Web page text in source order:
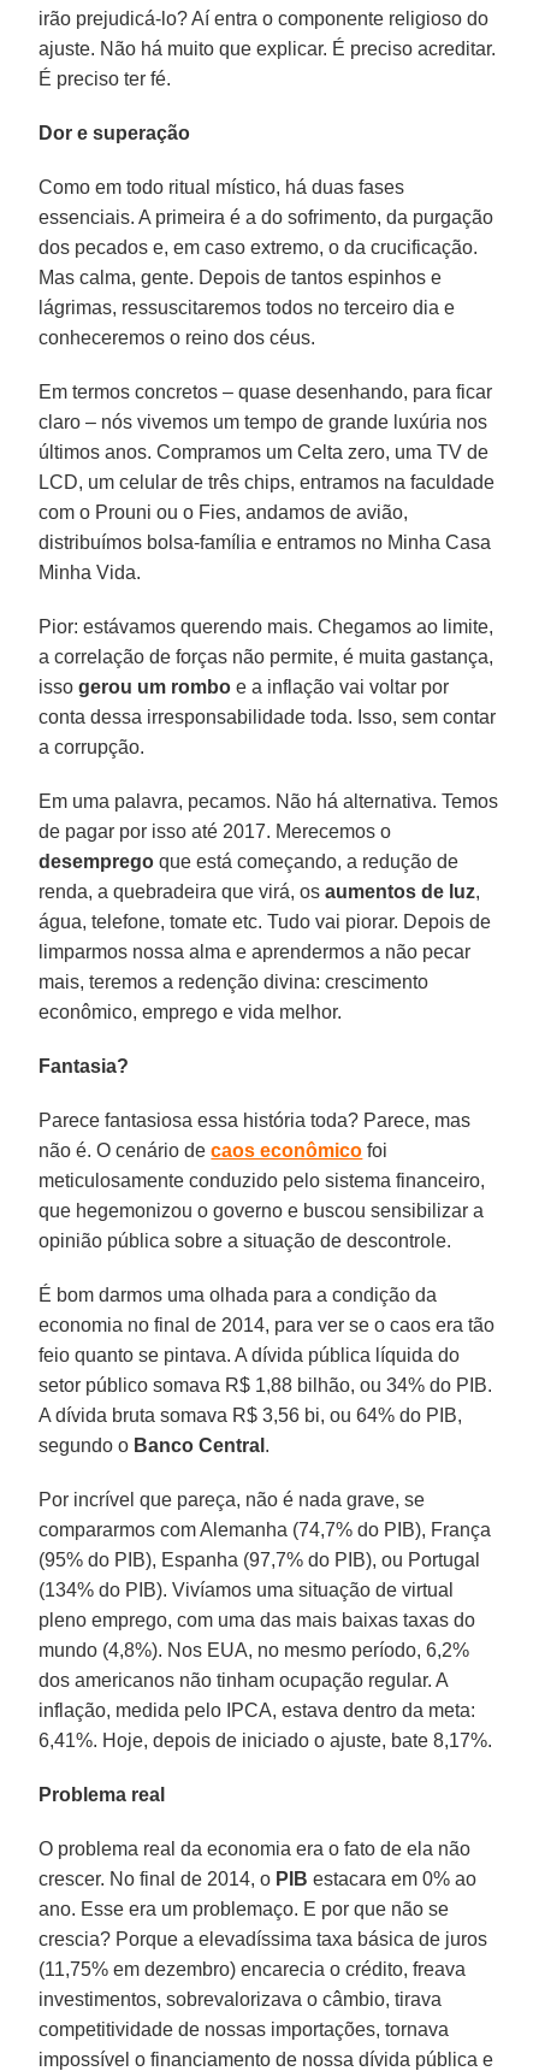
irão prejudicá-lo? Aí entra o componente religioso do
ajuste. Não há muito que explicar. É preciso acreditar.
É preciso ter fé.
Dor e superação
Como em todo ritual místico, há duas fases
essenciais. A primeira é a do sofrimento, da purgação
dos pecados e, em caso extremo, o da crucificação.
Mas calma, gente. Depois de tantos espinhos e
lágrimas, ressuscitaremos todos no terceiro dia e
conheceremos o reino dos céus.
Em termos concretos – quase desenhando, para ficar
claro – nós vivemos um tempo de grande luxúria nos
últimos anos. Compramos um Celta zero, uma TV de
LCD, um celular de três chips, entramos na faculdade
com o Prouni ou o Fies, andamos de avião,
distribuímos bolsa-família e entramos no Minha Casa
Minha Vida.
Pior: estávamos querendo mais. Chegamos ao limite,
a correlação de forças não permite, é muita gastança,
issogerou um rombo e a inflação vai voltar por
conta dessa irresponsabilidade toda. Isso, sem contar
a corrupção.
Em uma palavra, pecamos. Não há alternativa. Temos
de pagar por isso até 2017. Merecemos o
desemprego que está começando, a redução de
renda, a quebradeira que virá, osaumentos de luz,
água, telefone, tomate etc. Tudo vai piorar. Depois de
limparmos nossa alma e aprendermos a não pecar
mais, teremos a redenção divina: crescimento
econômico, emprego e vida melhor.
Fantasia?
Parece fantasiosa essa história toda? Parece, mas
não é. O cenário decaos econômico foi
meticulosamente conduzido pelo sistema financeiro,
que hegemonizou o governo e buscou sensibilizar a
opinião pública sobre a situação de descontrole.
É bom darmos uma olhada para a condição da
economia no final de 2014, para ver se o caos era tão
feio quanto se pintava. A dívida pública líquida do
setor público somava R$ 1,88 bilhão, ou 34% do PIB.
A dívida bruta somava R$ 3,56 bi, ou 64% do PIB,
segundo o Banco Central .
Por incrível que pareça, não é nada grave, se
compararmos com Alemanha (74,7% do PIB), França
(95% do PIB), Espanha (97,7% do PIB), ou Portugal
(134% do PIB). Vivíamos uma situação de virtual
pleno emprego, com uma das mais baixas taxas do
mundo (4,8%). Nos EUA, no mesmo período, 6,2%
dos americanos não tinham ocupação regular. A
inflação, medida pelo IPCA, estava dentro da meta:
6,41%. Hoje, depois de iniciado o ajuste, bate 8,17%.
Problema real
O problema real da economia era o fato de ela não
crescer. No final de 2014, o PIB estacara em 0% ao
ano. Esse era um problemaço. E por que não se
crescia? Porque a elevadíssima taxa básica de juros
(11,75% em dezembro) encarecia o crédito, freava
investimentos, sobrevalorizava o câmbio, tirava
competitividade de nossas importações, tornava
impossível o financiamento de nossa dívida pública e